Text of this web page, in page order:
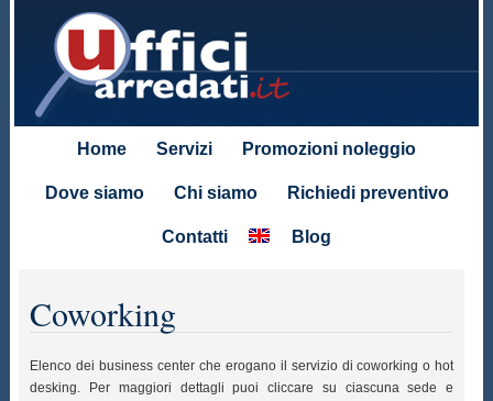
Home Servizi Promozioni noleggio
Dove siamo Chi siamo Richiedi preventivo
Contatti Blog
Coworking
Elenco dei business center che erogano il servizio di coworking o hot
desking. Per maggiori dettagli puoi cliccare su ciascuna sede e